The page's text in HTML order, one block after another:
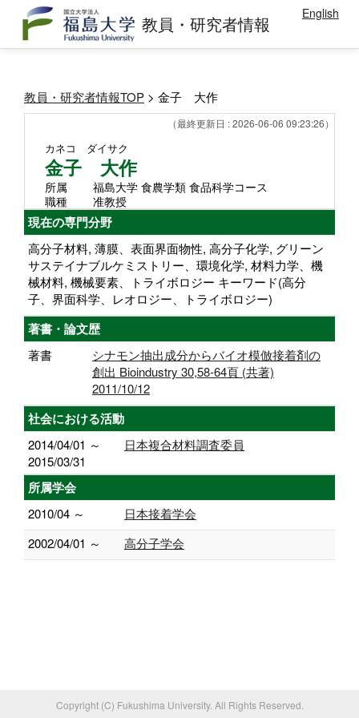
教員・研究者情報 English
教員・研究者情報TOP > 金子 大作
（最終更新日 : 2026-06-06 09:23:26）
カネコ ダイサク
金子 大作
所属
福島大学 食農学類 食品科学コース
職種
准教授
現在の専門分野
高分子材料, 薄膜、表面界面物性, 高分子化学, グリーン
サステイナブルケミストリー、環境化学, 材料力学、機
械材料, 機械要素、トライボロジー キーワード(高分
子、界面科学、レオロジー、トライボロジー)
著書・論文歴
著書
シナモン抽出成分からバイオ模倣接着剤の
創出 Bioindustry 30,58-64頁 (共著)
2011/10/12
社会における活動
2014/04/01 ～
2015/03/31
日本複合材料調査委員
所属学会
2010/04 ～
日本接着学会
2002/04/01 ～
高分子学会
Copyright (C) Fukushima University. All Rights Reserved.